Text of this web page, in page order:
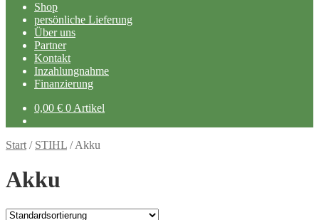
Shop
persönliche Lieferung
Über uns
Partner
Kontakt
Inzahlungnahme
Finanzierung
0,00 € 0 Artikel
Start / STIHL /Akku
Akku